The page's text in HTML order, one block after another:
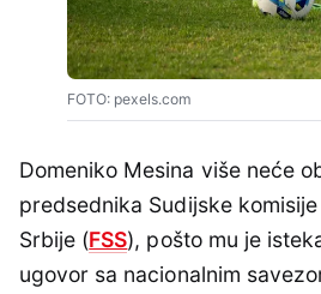
FOTO: pexels.com
Domeniko Mesina više neće
predsednika Sudijske
Srbije (FSS), pošto mu je
ugovor sa nacionalnim